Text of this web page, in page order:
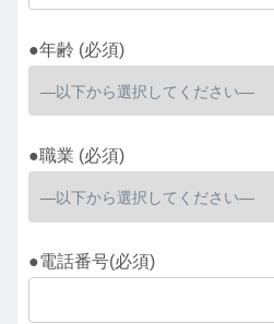
●年齢 (必須)
●職業 (必須)
●電話番号(必須)